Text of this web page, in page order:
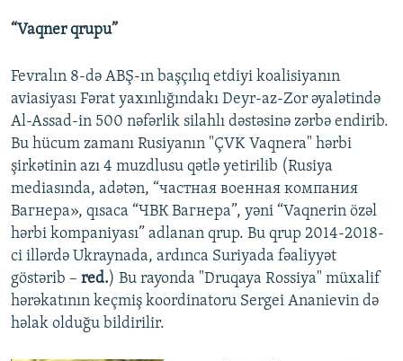
“Vaqner qrupu”
Fevralın 8-də ABŞ-ın başçılıq etdiyi koalisiyanın
aviasiyası Fərat yaxınlığındakı Deyr-az-Zor əyalətində
Al-Assad-in 500 nəfərlik silahlı dəstəsinə zərbə endirib.
Bu hücum zamanı Rusiyanın "ÇVK Vaqnera" hərbi
şirkətinin azı 4 muzdlusu qətlə yetirilib (Rusiya
mediasında, adətən, “частная военная компания
Вагнера», qısaca “ЧВК Вагнера”, yəni “Vaqnerin özəl
hərbi kompaniyası” adlanan qrup. Bu qrup 2014-2018-
ci illərdə Ukraynada, ardınca Suriyada fəaliyyət
göstərib – red.) Bu rayonda "Druqaya Rossiya" müxalif
hərəkatının keçmiş koordinatoru Sergei Ananievin də
həlak olduğu bildirilir.